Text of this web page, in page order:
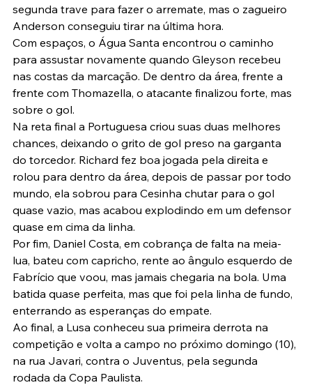
segunda trave para fazer o arremate, mas o zagueiro
Anderson conseguiu tirar na última hora.
Com espaços, o Água Santa encontrou o caminho
para assustar novamente quando Gleyson recebeu
nas costas da marcação. De dentro da área, frente a
frente com Thomazella, o atacante finalizou forte, mas
sobre o gol.
Na reta final a Portuguesa criou suas duas melhores
chances, deixando o grito de gol preso na garganta
do torcedor. Richard fez boa jogada pela direita e
rolou para dentro da área, depois de passar por todo
mundo, ela sobrou para Cesinha chutar para o gol
quase vazio, mas acabou explodindo em um defensor
quase em cima da linha.
Por fim, Daniel Costa, em cobrança de falta na meia-
lua, bateu com capricho, rente ao ângulo esquerdo de
Fabrício que voou, mas jamais chegaria na bola. Uma
batida quase perfeita, mas que foi pela linha de fundo,
enterrando as esperanças do empate.
Ao final, a Lusa conheceu sua primeira derrota na
competição e volta a campo no próximo domingo (10),
na rua Javari, contra o Juventus, pela segunda
rodada da Copa Paulista.